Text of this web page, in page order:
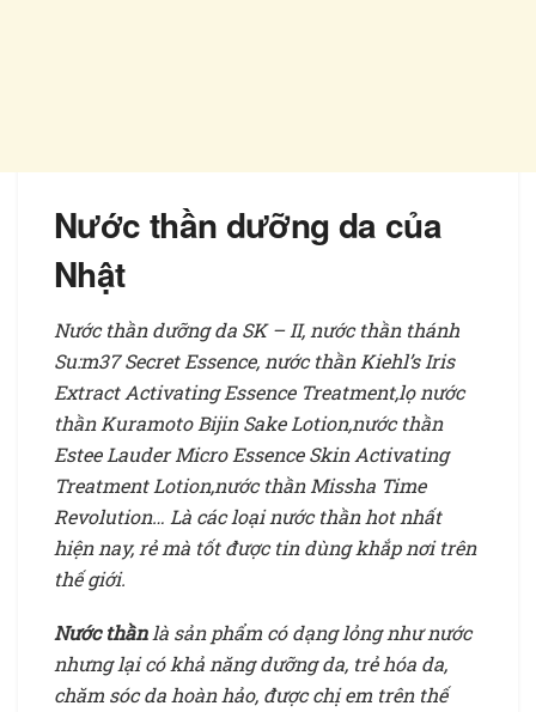
Nước thần dưỡng da của
Nhật
Nước thần dưỡng da SK – II, nước thần thánh
Su:m37 Secret Essence, nước thần Kiehl’s Iris
Extract Activating Essence Treatment,lọ nước
thần Kuramoto Bijin Sake Lotion,nước thần
Estee Lauder Micro Essence Skin Activating
Treatment Lotion,nước thần Missha Time
Revolution… Là các loại nước thần hot nhất
hiện nay, rẻ mà tốt được tin dùng khắp nơi trên
thế giới.
Nước thầnlà sản phẩm có dạng lỏng như nước
nhưng lại có khả năng dưỡng da, trẻ hóa da,
chăm sóc da hoàn hảo, được chị em trên thế